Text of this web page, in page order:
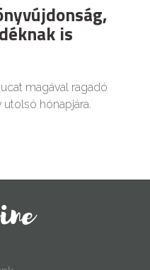
is
magával ragadó
hónapjára.